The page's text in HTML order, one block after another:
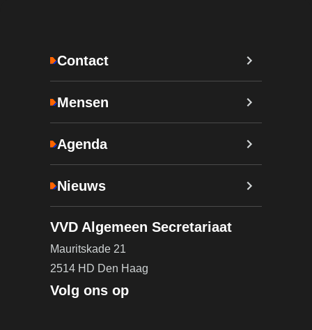
Contact
Mensen
Agenda
Nieuws
VVD Algemeen Secretariaat
Mauritskade 21
2514 HD Den Haag
Volg ons op